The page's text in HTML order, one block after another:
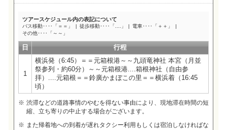
ツアースケジュール内の表記について
バス移動‥‥「＝＝」 徒歩移動‥‥「....」
電車‥‥「＋＋」
その他‥‥「～～」
日 行程
1
横浜発（6:45）＝＝元箱根港～～九頭竜神社 本宮（月並
祭参列・約60分）～～元箱根港....箱根神社（自由参
拝）....元箱根＝＝鈴廣かまぼこの里＝＝横浜着（16:45
頃）
渋滞などの道路事情のやむを得ない事由により、現地滞在時間の短
縮、立ち寄りの中止する場合がございます。
また帰着地への到着が遅れタクシー利用もしくは宿泊しなければな